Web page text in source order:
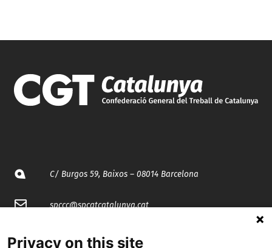
C/ Burgos 59, Baixos – 08014 Barcelona
spccc@spcgtcatalunya.cat
Privacy on this site